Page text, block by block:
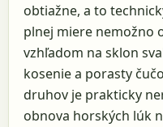
obtiažne, a to
plnej miere nemožno
vzhľadom na sklon
kosenie a porasty
druhov je prakticky
obnova horských lúk